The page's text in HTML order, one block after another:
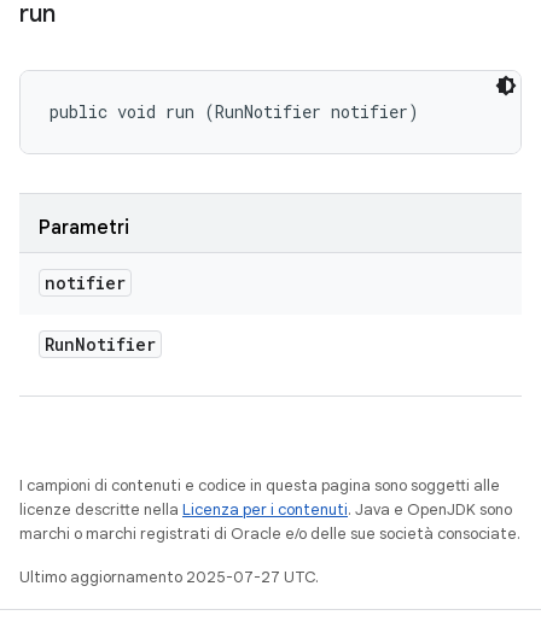
run
public void run (RunNotifier notifier)
Parametri
notifier
RunNotifier
I campioni di contenuti e codice in questa pagina sono soggetti alle
licenze descritte nella Licenza per i contenuti. Java e OpenJDK sono
marchi o marchi registrati di Oracle e/o delle sue società consociate.
Ultimo aggiornamento 2025-07-27 UTC.